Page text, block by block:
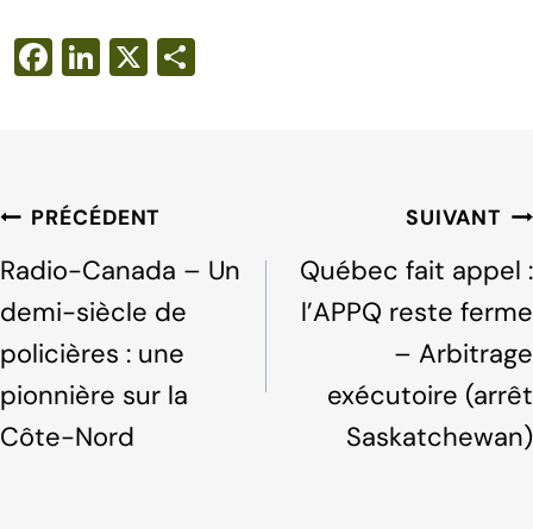
F
b
o
k
Li
dI
X
Navigation
l'article
PRÉCÉDENT
Radio-Canada – Un
demi-siècle de
policières : une
pionnière sur la
Côte-Nord
SUIVANT
Québec fait appel :
l’APPQ reste ferme
– Arbitrage
exécutoire (arrêt
Saskatchewan)